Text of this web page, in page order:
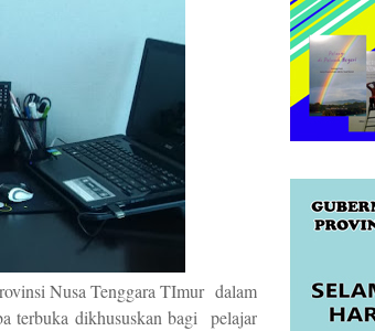
Nusa Tenggara TImur dalam
terbuka dikhususkan bagi pelajar